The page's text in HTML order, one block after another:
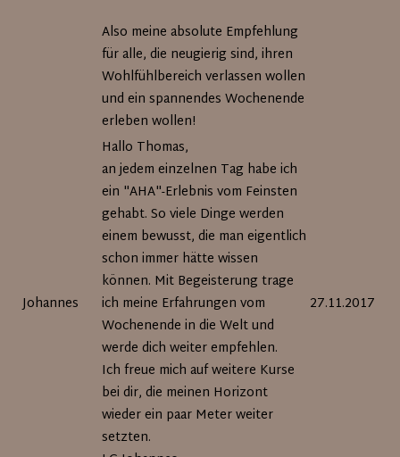
Also meine absolute Empfehlung
für alle, die neugierig sind, ihren
Wohlfühlbereich verlassen wollen
und ein spannendes Wochenende
erleben wollen!
Johannes
Hallo Thomas,
an jedem einzelnen Tag habe ich
ein "AHA"-Erlebnis vom Feinsten
gehabt. So viele Dinge werden
einem bewusst, die man eigentlich
schon immer hätte wissen
können. Mit Begeisterung trage
ich meine Erfahrungen vom
Wochenende in die Welt und
werde dich weiter empfehlen.
Ich freue mich auf weitere Kurse
bei dir, die meinen Horizont
wieder ein paar Meter weiter
setzten.
27.11.2017